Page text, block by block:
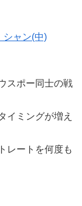
シャン(中)
スポー同士の戦
イミングが増え
レートを何度も